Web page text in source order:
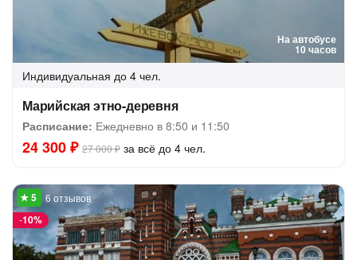
На автобусе
10 часов
Индивидуальная до 4 чел.
Марийская этно-деревня
Расписание: Ежедневно в 8:50 и 11:50
24 300 ₽ 27 000 ₽ за всё до 4 чел.
-10%
6 отзывов